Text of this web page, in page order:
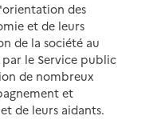
des
et de leurs
de la société au
le Service public
de nombreux
et
de leurs aidants.